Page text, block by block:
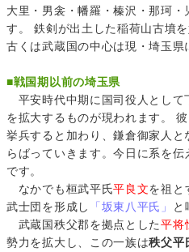
大里・男衾・幡羅・榛沢・那珂
す。 鉄剣が出土した稲荷山古墳
古くは武蔵国の中心は現・埼玉県
■戦国期以前の埼玉県
平安時代中期に国司役人として
を拡大するものが現われます。
挙兵すると加わり、鎌倉御家人
らばっていきます。今日に系を
です。
なかでも桓武平氏平良文を祖と
武士団を形成し
「坂東八平氏」
と
武蔵国秩父郡を拠点とした平将
勢力を拡大し、この一族は秩父平